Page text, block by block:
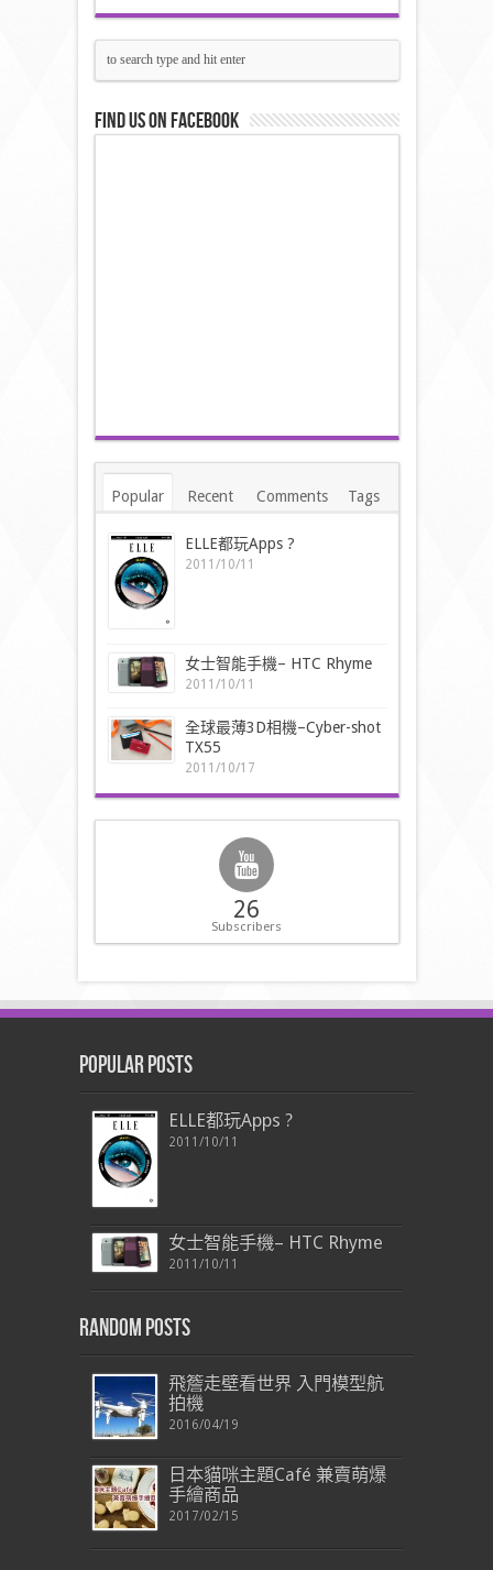
Find us on Facebook
Popular Recent Comments Tags
ELLE都玩Apps ?
2011/10/11
女士智能手機– HTC Rhyme
2011/10/11
全球最薄3D相機–Cyber-shot
TX55
2011/10/17
26
Subscribers
Popular Posts
ELLE都玩Apps ?
2011/10/11
女士智能手機– HTC Rhyme
2011/10/11
Random Posts
飛簷走壁看世界 入門模型航
拍機
2016/04/19
日本貓咪主題Café 兼賣萌爆
手繪商品
2017/02/15